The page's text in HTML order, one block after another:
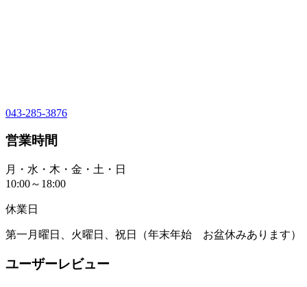
043-285-3876
営業時間
月・水・木・金・土・日
10:00～18:00
休業日
第一月曜日、火曜日、祝日（年末年始 お盆休みあります）
ユーザーレビュー